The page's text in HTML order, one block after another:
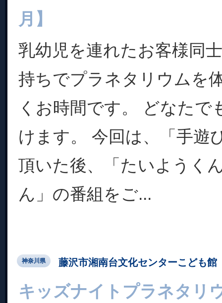
月】
乳幼児を連れたお客様同
持ちでプラネタリウムを
くお時間です。 どなたで
けます。 今回は、「手遊
頂いた後、「たいようく
ん」の番組をご...
神奈川県 藤沢市湘南台文化センターこども館
キッズナイトプラネタリ